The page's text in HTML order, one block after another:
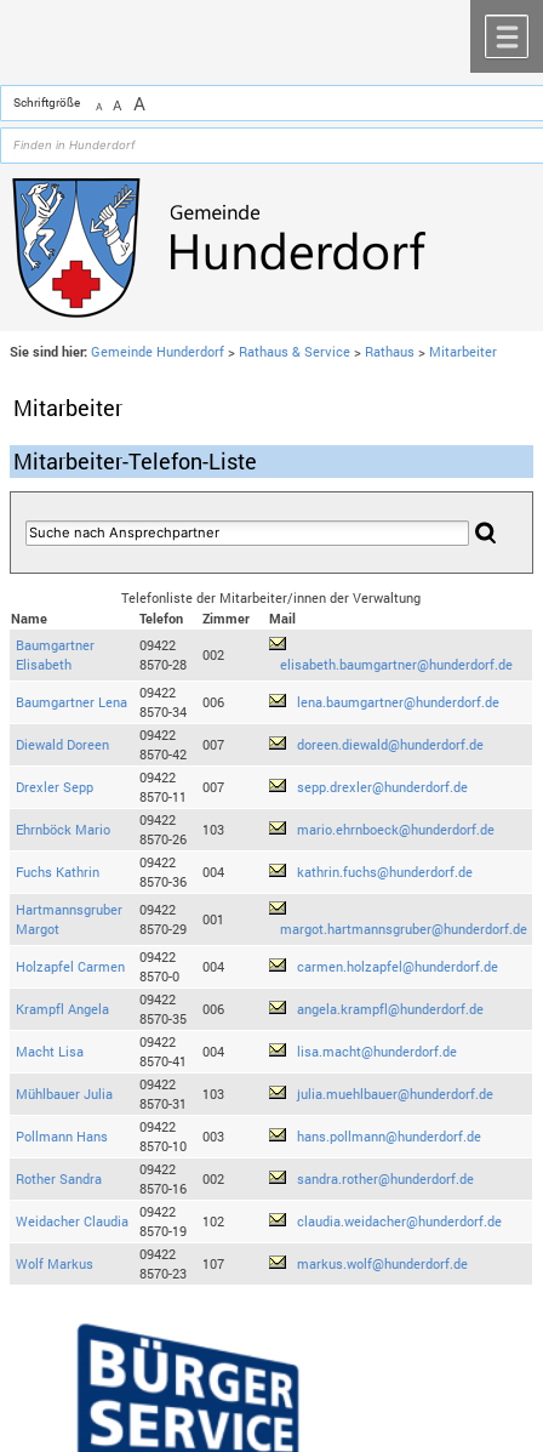
Schriftgröße A A A
Sie sind hier: Gemeinde Hunderdorf > Rathaus & Service > Rathaus > Mitarbeiter
Mitarbeiter
Mitarbeiter-Telefon-Liste
Telefonliste der Mitarbeiter/innen der Verwaltung
Name
Telefon Zimmer
Mail
Baumgartner
Elisabeth
09422
8570-28
002
elisabeth.baumgartner@hunderdorf.de
Baumgartner Lena
09422
8570-34
006 lena.baumgartner@hunderdorf.de
Diewald Doreen
09422
8570-42
007 doreen.diewald@hunderdorf.de
Drexler Sepp
09422
8570-11
007 sepp.drexler@hunderdorf.de
Ehrnböck Mario
09422
8570-26
103 mario.ehrnboeck@hunderdorf.de
Fuchs Kathrin
09422
8570-36
004 kathrin.fuchs@hunderdorf.de
Hartmannsgruber
Margot
09422
8570-29
001
margot.hartmannsgruber@hunderdorf.de
Holzapfel Carmen
09422
8570-0
004 carmen.holzapfel@hunderdorf.de
Krampfl Angela
09422
8570-35
006 angela.krampfl@hunderdorf.de
Macht Lisa
09422
8570-41
004 lisa.macht@hunderdorf.de
Mühlbauer Julia
09422
8570-31
103 julia.muehlbauer@hunderdorf.de
Pollmann Hans
09422
8570-10
003 hans.pollmann@hunderdorf.de
Rother Sandra
09422
8570-16
002 sandra.rother@hunderdorf.de
Weidacher Claudia
09422
8570-19
102 claudia.weidacher@hunderdorf.de
Wolf Markus
09422
8570-23
107 markus.wolf@hunderdorf.de